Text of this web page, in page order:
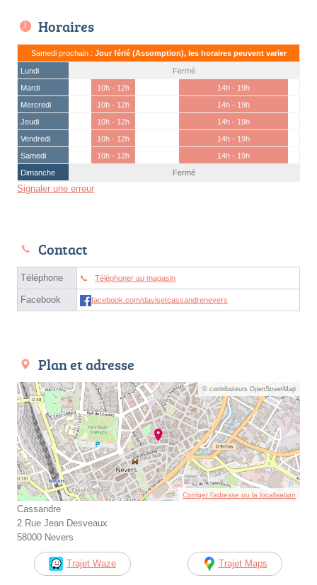
Horaires
Samedi prochain : Jour férié (Assomption), les horaires peuvent varier
Lundi
Fermé
Mardi
10h - 12h
14h - 19h
Mercredi
10h - 12h
14h - 19h
Jeudi
10h - 12h
14h - 19h
Vendredi
10h - 12h
14h - 19h
Samedi
10h - 12h
14h - 19h
Dimanche
Fermé
Signaler une erreur
Contact
Téléphone Téléphoner au magasin
Facebook facebook.com/davisetcassandrenevers
Plan et adresse
© contributeurs OpenStreetMap
Corriger l’adresse ou la localisation
Cassandre
2 Rue Jean Desveaux
58000 Nevers
Trajet Waze Trajet Maps